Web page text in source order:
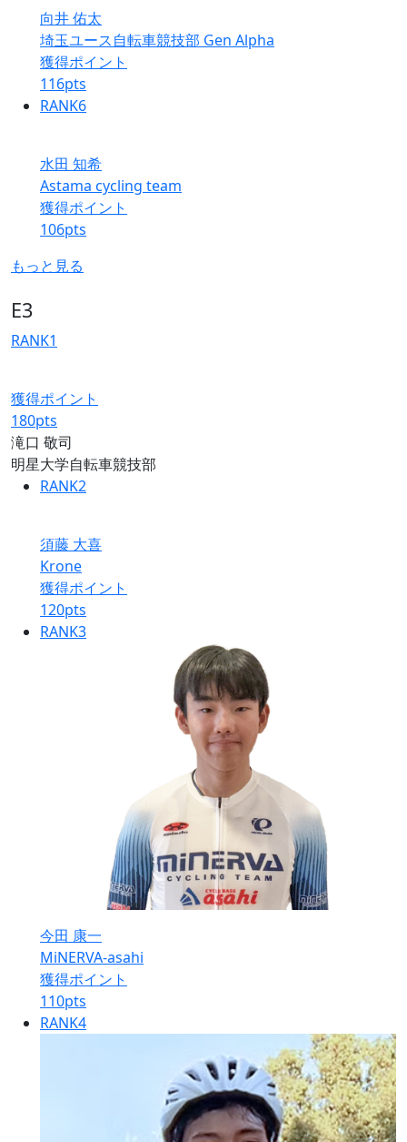
向井 佑太
埼玉ユース自転車競技部 Gen Alpha
獲得ポイント
116pts
RANK6
水田 知希
Astama cycling team
獲得ポイント
106pts
もっと見る
E3
RANK1
獲得ポイント
180pts
滝口 敬司
明星大学自転車競技部
RANK2
須藤 大喜
Krone
獲得ポイント
120pts
RANK3
今田 康一
MiNERVA-asahi
獲得ポイント
110pts
RANK4